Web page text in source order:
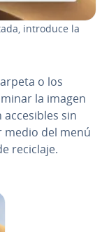
introduce la
o los
la imagen
sin
medio del menú
reciclaje.